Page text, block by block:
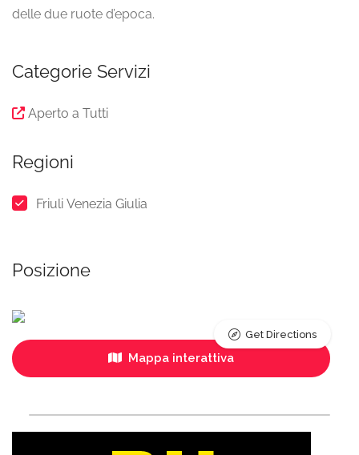
delle due ruote d’epoca.
Categorie Servizi
Aperto a Tutti
Regioni
Friuli Venezia Giulia
Posizione
Mappa interattiva
Get Directions